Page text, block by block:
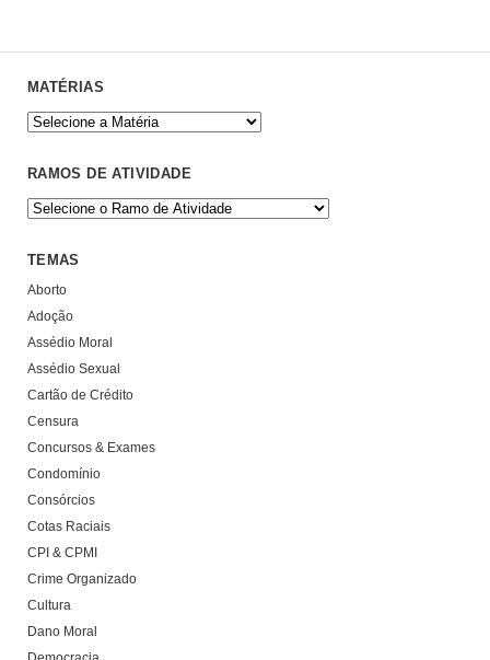
MATÉRIAS
RAMOS DE ATIVIDADE
TEMAS
Aborto
Adoção
Assédio Moral
Assédio Sexual
Cartão de Crédito
Censura
Concursos & Exames
Condomínio
Consórcios
Cotas Raciais
CPI & CPMI
Crime Organizado
Cultura
Dano Moral